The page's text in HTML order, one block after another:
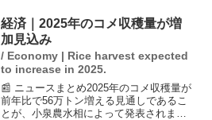
「おそらくない」としています。市民に
は日頃からの防災対...
経済｜2025年のコメ収穫量が増
加見込み
/ Economy | Rice harvest expected
to increase in 2025.
📰 ニュースまとめ2025年のコメ収穫量が
前年比で56万トン増える見通しであるこ
とが、小泉農水相によって発表されまし